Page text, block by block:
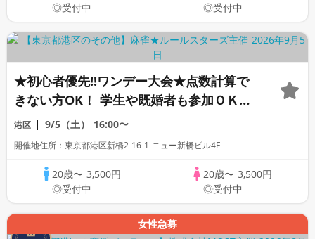
◎受付中
◎受付中
★初心者優先!!ワンデー大会★点数計算で
きない方OK！ 学生や既婚者も参加ＯＫ♪
素敵なプレゼントゲットのチャンス！？ソ
ロ活、友活、歓迎！｜社会人麻雀オフ会ル
港区 9/5（土） 16:00〜
開催地住所：東京都港区新橋2-16-1 ニュー新橋ビル4F
20歳〜 3,500円
◎受付中
20歳〜 3,500円
◎受付中
女性急募